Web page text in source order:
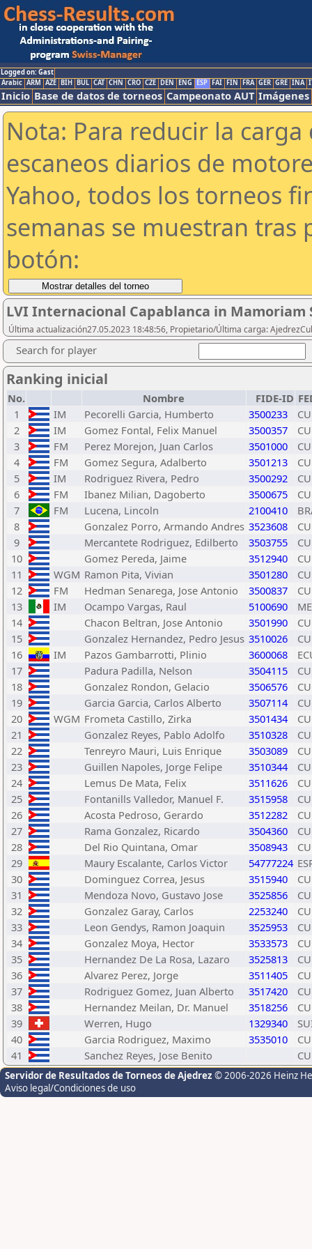
Logged on: Gast
Arabic ARM AZE BIH BUL CAT CHN CRO CZE DEN ENG ESP FAI FIN FRA GER GRE INA
Inicio Base de datos de torneos Campeonato AUT Imágenes
Nota: Para reducir la
escaneos diarios de
Yahoo, todos los torneos
semanas se muestran tras
botón:
LVI Internacional Capablanca in Mamoriam
Última actualización27.05.2023 18:48:56, Propietario/Última carga:
Search for player
Ranking inicial
No. Nombre FIDE-ID
1
IM Pecorelli Garcia, Humberto 3500233
2
IM Gomez Fontal, Felix Manuel 3500357
3
FM Perez Morejon, Juan Carlos 3501000
4
FM Gomez Segura, Adalberto 3501213
5
IM Rodriguez Rivera, Pedro 3500292
6
FM Ibanez Milian, Dagoberto 3500675
7
FM Lucena, Lincoln 2100410
8
Gonzalez Porro, Armando Andres 3523608
9
Mercantete Rodriguez, Edilberto 3503755
10
Gomez Pereda, Jaime 3512940
11
WGM Ramon Pita, Vivian 3501280
12
FM Hedman Senarega, Jose Antonio 3500837
13
IM Ocampo Vargas, Raul 5100690
14
Chacon Beltran, Jose Antonio 3501990
15
Gonzalez Hernandez, Pedro Jesus 3510026
16
IM Pazos Gambarrotti, Plinio 3600068
17
Padura Padilla, Nelson 3504115
18
Gonzalez Rondon, Gelacio 3506576
19
Garcia Garcia, Carlos Alberto 3507114
20
WGM Frometa Castillo, Zirka 3501434
21
Gonzalez Reyes, Pablo Adolfo 3510328
22
Tenreyro Mauri, Luis Enrique 3503089
23
Guillen Napoles, Jorge Felipe 3510344
24
Lemus De Mata, Felix 3511626
25
Fontanills Valledor, Manuel F. 3515958
26
Acosta Pedroso, Gerardo 3512282
27
Rama Gonzalez, Ricardo 3504360
28
Del Rio Quintana, Omar 3508943
29
Maury Escalante, Carlos Victor 54777224
30
Dominguez Correa, Jesus 3515940
31
Mendoza Novo, Gustavo Jose 3525856
32
Gonzalez Garay, Carlos 2253240
33
Leon Gendys, Ramon Joaquin 3525953
34
Gonzalez Moya, Hector 3533573
35
Hernandez De La Rosa, Lazaro 3525813
36
Alvarez Perez, Jorge 3511405
37
Rodriguez Gomez, Juan Alberto 3517420
38
Hernandez Meilan, Dr. Manuel 3518256
39
Werren, Hugo 1329340
40
Garcia Rodriguez, Maximo 3535010
41
Sanchez Reyes, Jose Benito
Servidor de Resultados de Torneos de Ajedrez © 2006-2026 Heinz
Aviso legal/Condiciones de uso